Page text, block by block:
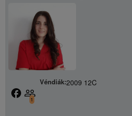
Véndiák:2009 12C
facebook people_outline
1